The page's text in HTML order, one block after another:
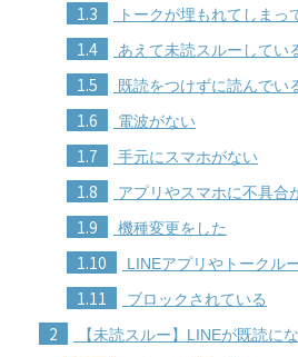
1.3 トークが埋もれてしまっ
1.4 あえて未読スルーしてい
1.5 既読をつけずに読んでい
1.6 電波がない
1.7 手元にスマホがない
1.8 アプリやスマホに不具合
1.9 機種変更をした
1.10 LINEアプリやトークル
1.11 ブロックされている
2 【未読スルー】LINEが既読に